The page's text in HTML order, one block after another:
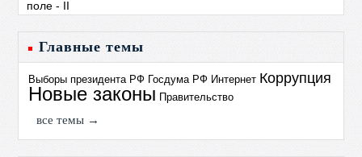
Главные темы
Выборы президента РФ Госдума РФ Интернет Коррупция
Новые законы Правительство
все темы →